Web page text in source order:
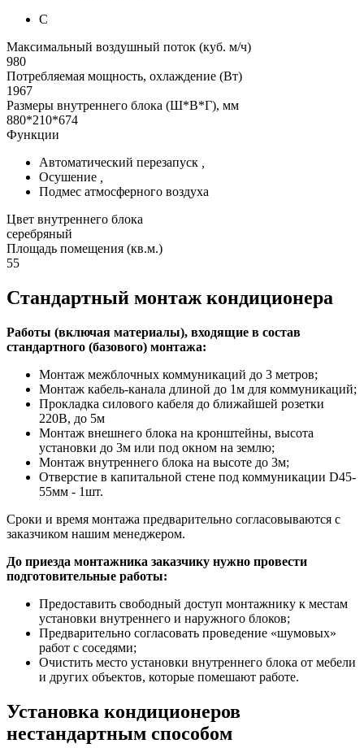
C
Максимальный воздушный поток (куб. м/ч)
980
Потребляемая мощность, охлаждение (Вт)
1967
Размеры внутреннего блока (Ш*В*Г), мм
880*210*674
Функции
Автоматический перезапуск
Осушение
Подмес атмосферного воздуха
Цвет внутреннего блока
серебряный
Площадь помещения (кв.м.)
55
Стандартный монтаж кондиционера
Работы (включая материалы), входящие в состав
стандартного (базового) монтажа:
Монтаж межблочных коммуникаций до 3 метров;
Монтаж кабель-канала длиной до 1м для коммуникаций;
Прокладка силового кабеля до ближайшей розетки
220В, до 5м
Монтаж внешнего блока на кронштейны, высота
установки до 3м или под окном на землю;
Монтаж внутреннего блока на высоте до 3м;
Отверстие в капитальной стене под коммуникации D45-
55мм - 1шт.
Сроки и время монтажа предварительно согласовываются с
заказчиком нашим менеджером.
До приезда монтажника заказчику нужно провести
подготовительные работы:
Предоставить свободный доступ монтажнику к местам
установки внутреннего и наружного блоков;
Предварительно согласовать проведение «шумовых»
работ с соседями;
Очистить место установки внутреннего блока от мебели
и других объектов, которые помешают работе.
Установка кондиционеров
нестандартным способом